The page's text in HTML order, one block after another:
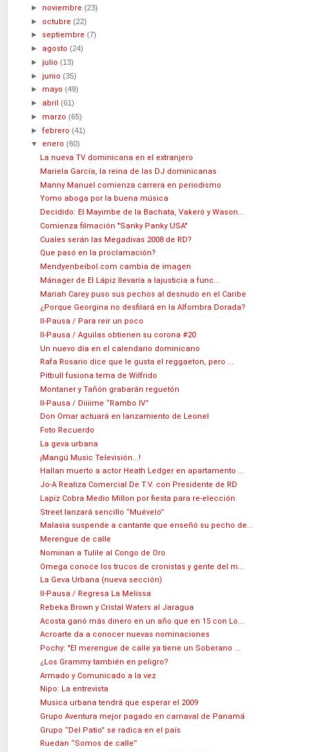
► noviembre(23)
► octubre(22)
► septiembre(7)
► agosto(24)
►julio(13)
►junio(35)
► mayo(49)
► abril(61)
► marzo(65)
►febrero(41)
▼ enero(60)
La nueva TV dominicana en el extranjero
Mariela García, la reina de las DJ dominicanas
Manny Manuel comienza carrera en periodismo
Yomo aboga por la buena música
Decidido: El Mayimbe de la Bachata, Vakeró y Wason...
Comienza filmación "Sanky Panky USA"
Cuales serán las Megadivas 2008 de RD?
Que pasó en la proclamación?
Mendyenbeibol.com cambia de imagen
Mánager de El Lápiz llevaría a lajusticia a func...
Mariah Carey puso sus pechos al desnudo en el Caribe
¿Porque Georgina no desfilará en la Alfombra Dorada?
II-Pausa / Para reir un poco
II-Pausa / Aguilas obtienen su corona #20
Un nuevo día en el calendario dominicano
Rafa Rosario dice que le gusta el reggaeton, pero ...
Pitbull fusiona tema de Wilfrido
Montaner y Tañón grabarán reguetón
II-Pausa / Diiiime “Rambo IV”
Don Omar actuará en lanzamiento de Leonel
Foto Recuerdo
La geva urbana
¡Mangú Music Televisión...!
Hallan muerto a actor Heath Ledger en apartamento ...
Jo-A Realiza Comercial De T.V. con Presidente de RD
Lapiz Cobra Medio Millon por fiesta para re-elección
Street lanzará sencillo “Muévelo”
Malasia suspende a cantante que enseñó su pecho de...
Merengue de calle
Nominan a Tulile al Congo de Oro
Omega conoce los trucos de cronistas y gente del m...
La Geva Urbana (nueva sección)
II-Pausa / Regresa La Melissa
Rebeka Brown y Cristal Waters al Jaragua
Acosta ganó más dinero en un año que en 15 con Lo...
Acroarte da a conocer nuevas nominaciones
Pochy: "El merengue de calle ya tiene un Soberano ...
¿Los Grammy también en peligro?
Armado y Comunicado a la vez
Nipo: La entrevista
Musica urbana tendrá que esperar el 2009
Grupo Aventura mejor pagado en carnaval de Panamá
Grupo “Del Patio” se radica en el país
Ruedan “Somos de calle”